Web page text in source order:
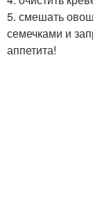
5. смешать
семечками и
аппетита!